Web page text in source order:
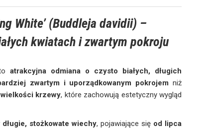
White’ (Buddleja davidii) –
kwiatach i zwartym pokroju
atrakcyjna odmiana o czysto białych, długich
zwartym i uporządkowanym pokrojem niż
krzewy, które zachowują estetyczny wygląd
długie, stożkowate wiechy, pojawiające się od lipca